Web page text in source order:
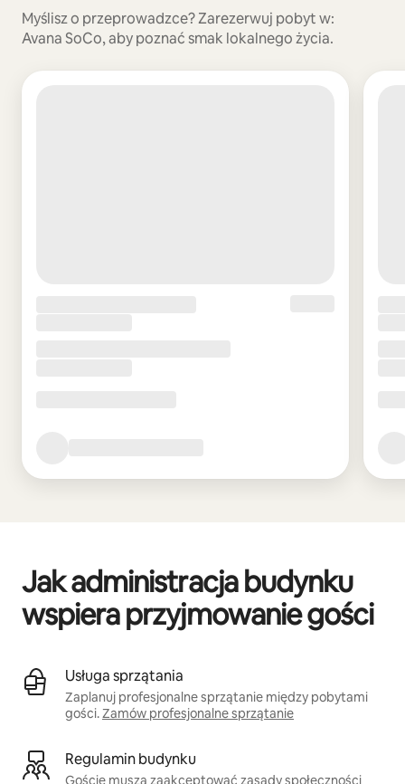
Myślisz o przeprowadzce? Zarezerwuj pobyt w:
Avana SoCo, aby poznać smak lokalnego życia.
Jak administracja budynku
wspiera przyjmowanie gości
Usługa sprzątania
Zaplanuj profesjonalne sprzątanie między pobytami
gości.Zamów profesjonalne sprzątanie
Regulamin budynku
Goście muszą zaakceptować zasady społeczności